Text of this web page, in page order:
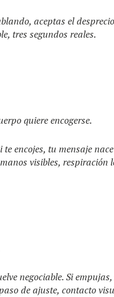
aceptas el
tres segundos reales.
quiere encogerse.
encojes, tu mensaje
visibles, respiración
negociable. Si
de ajuste, contacto